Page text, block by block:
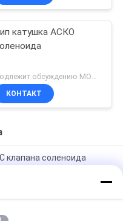
катушка АСКО
КОНТАКТ
клапана соленоида
15W катушки 24V